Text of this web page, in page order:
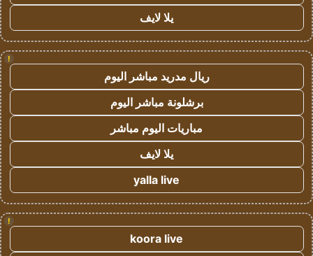
يلا لايف
!
ريال مدريد مباشر اليوم
برشلونة مباشر اليوم
مباريات اليوم مباشر
يلا لايف
yalla live
!
koora live